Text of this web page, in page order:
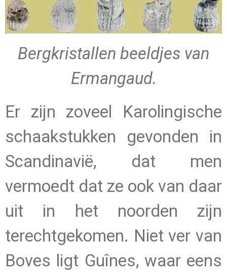
Bergkristallen beeldjes van
Ermangaud.
Er zijn zoveel Karolingische
schaakstukken gevonden in
Scandinavië, dat men
vermoedt dat ze ook van daar
uit in het noorden zijn
terechtgekomen. Niet ver van
Boves ligt Guînes, waar eens